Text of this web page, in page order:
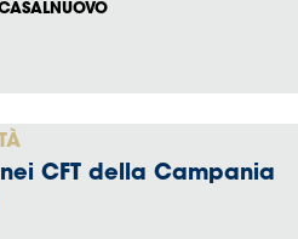
CFT della Campania